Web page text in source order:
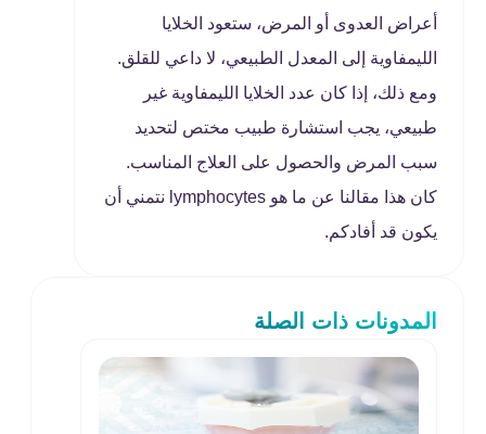
أعراض العدوى أو المرض، ستعود الخلايا
الليمفاوية إلى المعدل الطبيعي، لا داعي للقلق.
ومع ذلك، إذا كان عدد الخلايا الليمفاوية غير
طبيعي، يجب استشارة طبيب مختص لتحديد
سبب المرض والحصول على العلاج المناسب.
كان هذا مقالنا عن ما هو lymphocytes نتمني أن
يكون قد أفادكم.
المدونات ذات الصلة